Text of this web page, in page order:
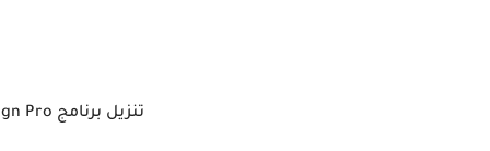
تنزيل برنامج Flyers, Poster Maker, Design Pro مهكر